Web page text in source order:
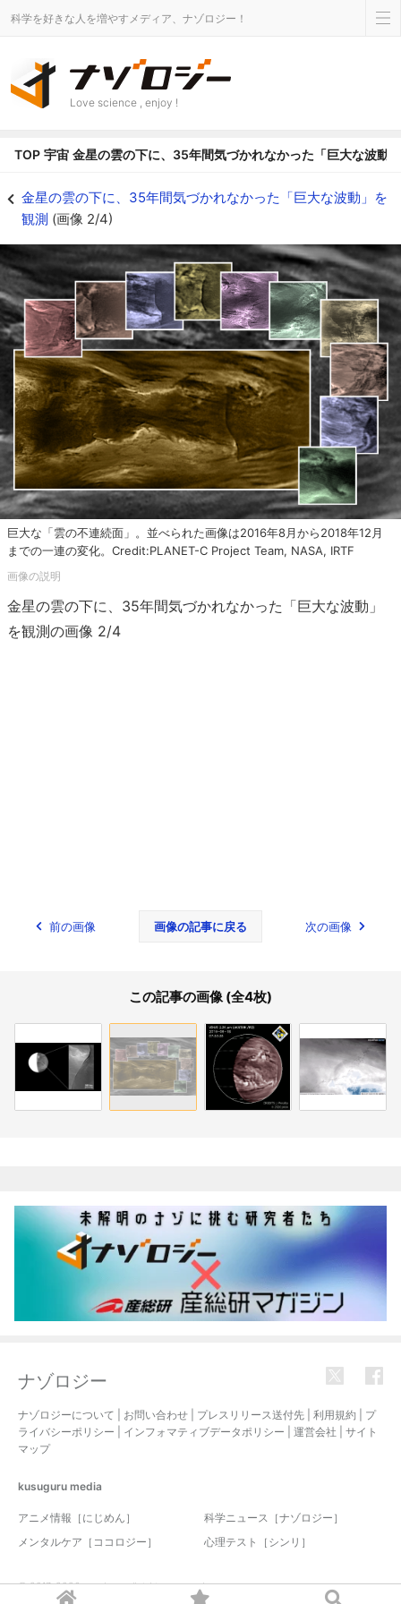
科学を好きな人を増やすメディア、ナゾロジー！
Love science , enjoy !
TOP 宇宙 金星の雲の下に、35年間気づかれなかった「巨大な波動
金星の雲の下に、35年間気づかれなかった「巨大な波動」を
観測 (画像 2/4)
巨大な「雲の不連続面」。並べられた画像は2016年8月から2018年12月
までの一連の変化。Credit:PLANET-C Project Team, NASA, IRTF
金星の雲の下に、35年間気づかれなかった「巨大な波動」
を観測の画像 2/4
前の画像 画像の記事に戻る 次の画像
この記事の画像 (全4枚)
ナゾロジー
ナゾロジーについて お問い合わせ プレスリリース送付先 利用規約
プ
ライバシーポリシー
インフォマティブデータポリシー 運営会社
サイト
マップ
kusuguru media
アニメ情報［にじめん］
科学ニュース［ナゾロジー］
メンタルケア［ココロジー］
心理テスト［シンリ］
© 2017-2026 nazology. all rights reserved.